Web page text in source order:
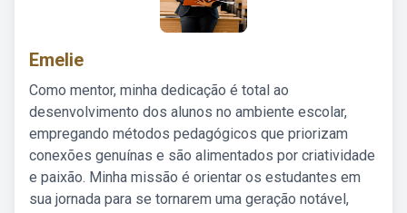
Emelie
Como mentor, minha dedicação é total ao
desenvolvimento dos alunos no ambiente escolar,
empregando métodos pedagógicos que priorizam
conexões genuínas e são alimentados por criatividade
e paixão. Minha missão é orientar os estudantes em
sua jornada para se tornarem uma geração notável,